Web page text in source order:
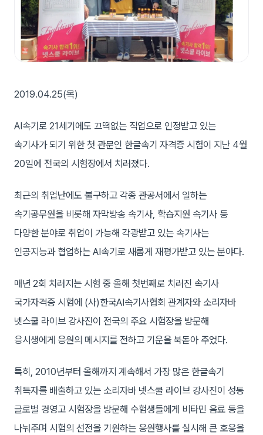
2019.04.25(목)
AI속기로 21세기에도 끄떡없는 직업으로 인정받고 있는
속기사가 되기 위한 첫 관문인 한글속기 자격증 시험이 지난 4월
20일에 전국의 시험장에서 치러졌다.
최근의 취업난에도 불구하고 각종 관공서에서 일하는
속기공무원을 비롯해 자막방송 속기사, 학습지원 속기사 등
다양한 분야로 취업이 가능해 각광받고 있는 속기사는
인공지능과 협업하는 AI속기로 새롭게 재평가받고 있는 분야다.
매년 2회 치러지는 시험 중 올해 첫번째로 치러진 속기사
국가자격증 시험에 (사)한국AI속기사협회 관계자와 소리자바
넷스쿨 라이브 강사진이 전국의 주요 시험장을 방문해
응시생에게 응원의 메시지를 전하고 기운을 북돋아 주었다.
특히, 2010년부터 올해까지 계속해서 가장 많은 한글속기
취득자를 배출하고 있는 소리자바 넷스쿨 라이브 강사진이 성동
글로벌 경영고 시험장을 방문해 수험생들에게 비타민 음료 등을
나눠주며 시험의 선전을 기원하는 응원행사를 실시해 큰 호응을